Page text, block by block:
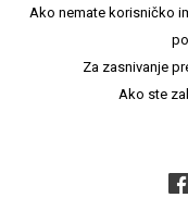
Ako nemate korisničko
Za zasnivanje
Ako ste